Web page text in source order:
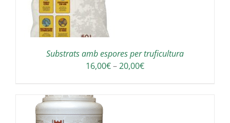
Substrats amb espores per truficultura
16,00€–20,00€Interval